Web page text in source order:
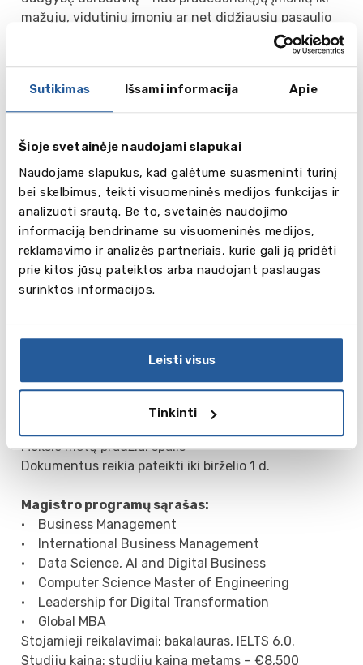
Sutikimas Išsami informacija Apie
Šioje svetainėje naudojami slapukai
Naudojame slapukus, kad galėtume suasmeninti turinį
bei skelbimus, teikti visuomeninės medijos funkcijas ir
analizuoti srautą. Be to, svetainės naudojimo
informaciją bendriname su visuomeninės medijos,
reklamavimo ir analizės partneriais, kurie gali ją pridėti
prie kitos jūsų pateiktos arba naudojant paslaugas
surinktos informacijos.
Leisti visus
Tinkinti
mažųjų, vidutinių įmonių ar net didžiausių pasaulio
technologijų bendrovių. Bendradarbiavimas tarp
bendruose projektuose. Universiteto MBA programa
yra akredituota AMBA - tokią garbę turi tik 5 kiti
pasaulyje.
Bakalauro programų sąrašas:
• Data Science, AI and Digital Business
• International Business Management
• Computer Science
• Business Management
• Software Engineering
Stojamieji reikalavimai: brandos atestatas, IELTS 6.0,
paprašyti atlikti jų duodamą testą.
Studijų kaina: dvejų metų magistro studijų kaina
metams – €9,600, vienerių metų magistro studijų
Mokslo metų pradžia: spalis
Dokumentus reikia pateikti iki birželio 1 d.
Magistro programų sąrašas:
• Business Management
• International Business Management
• Data Science, AI and Digital Business
• Computer Science Master of Engineering
• Leadership for Digital Transformation
• Global MBA
Stojamieji reikalavimai: bakalauras, IELTS 6.0.
Studijų kaina: studijų kaina metams – €8,500